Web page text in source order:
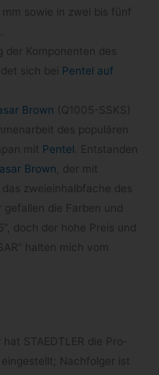
sowie in zwei bis fünf
der Kom­po­nen­ten des
sich bei Pen­tel auf
Brown (Q1005-​SSKS)
des popu­lä­ren
mit Pen­tel . Ent­stan­den
Brown , der mit
zwei­ein­halb­fa­che des
die Far­ben und
doch der hohe Preis und
hal­ten mich vom
STAEDTLER die Pro­
ein­ge­stellt; Nach­fol­ger ist